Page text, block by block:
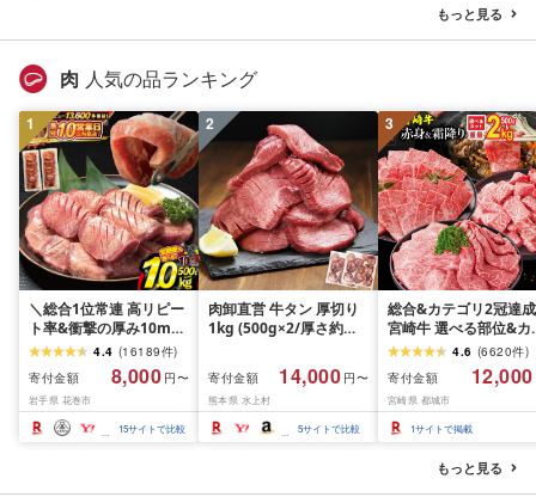
もっと見る
肉 人気の品ランキング
1
＼総合1位常連 高リピー
ト率&衝撃の厚み10mm
厚切り牛タン 塩味/ ≪ス
ピード発送!!10営業日以
内発送≫ 選べる内容量
500g / 1kg 定期便 毎月
届く 牛肉 肉 BBQ ふるさ
と 人気 ランキング 岩手
4.4 (16189件)
寄付金額
8,000 円〜
岩手県 花巻市
15サイトで比較
2
肉卸直営 牛タン 厚切り
1kg (500g×2/厚さ約
牛肉 焼肉 冷凍 スライス
業務用 バーベキュー
BBQ おつまみ ギフト お
祝い お中元 夏ギフト
寄付金額 14,000 円〜
熊本県 水上村
5サイトで比較
3
総合&カテゴリ2冠達
宮崎牛 選べる部位&カ
ト (赤身&霜降り)or(赤
のみ) 500g 1kg 2kg[
送時期が選べる] 牛肉
肉 すき焼き しゃぶし
ぶ ステーキ ギフト お
SKU-N203 [宮崎県都
4.6 (6620件)
寄付金額
12,000
宮崎県 都城市
1サイトで掲載
もっと見る